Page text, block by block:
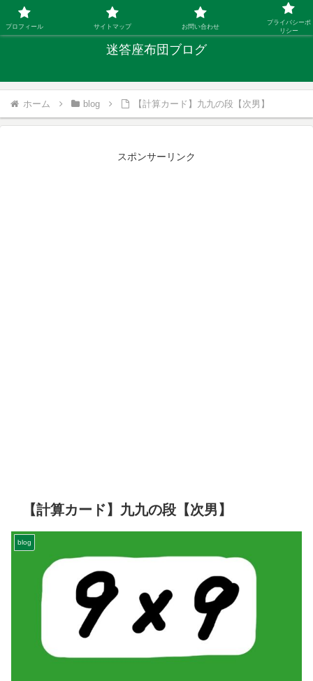
「ひとり親」40代シングルファザーの子育て迷答
迷答座布団ブログ
ホーム blog 【計算カード】九九の段【次男】
スポンサーリンク
【計算カード】九九の段【次男】
blog
プロフィール サイトマップ お問い合わせ
プライバシーポ
リシー